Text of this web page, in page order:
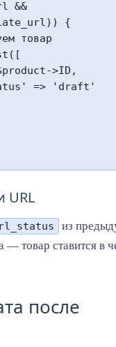
{
URL
из
— товар ставится в
после